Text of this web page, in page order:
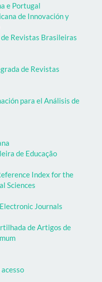
e Portugal
de Innovación y
Revistas Brasileiras
de Revistas
para el Análisis de
de Educação
Index for the
Sciences
Journals
de Artigos de